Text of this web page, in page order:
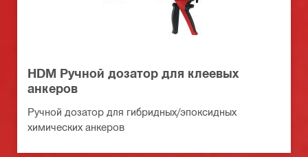
HDM Ручной дозатор для клеевых
анкеров
Ручной дозатор для гибридных/эпоксидных
химических анкеров